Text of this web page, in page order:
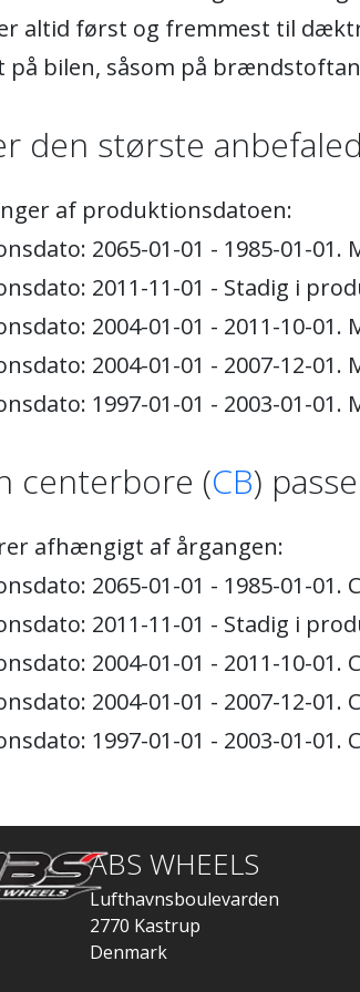
altid først og fremmest til
på bilen, såsom på
den største
af produktionsdatoen:
2065-01-01 - 1985-01-
2011-11-01 - Stadig i
2004-01-01 - 2011-10-
2004-01-01 - 2007-12-
1997-01-01 - 2003-01-
centerbore (CB)
afhængigt af årgangen:
2065-01-01 - 1985-01-01.
2011-11-01 - Stadig i
2004-01-01 - 2011-10-01.
2004-01-01 - 2007-12-01.
1997-01-01 - 2003-01-01.
ABS WHEELS
Lufthavnsboulevarden
2770 Kastrup
Denmark